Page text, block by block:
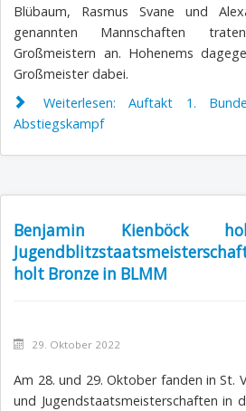
Blübaum, Rasmus Svane und
genannten Mannschaften
Großmeistern an. Hohenems
Großmeister dabei.
Weiterlesen: Auftakt 1.
Abstiegskampf
Benjamin Kienböck
holt Bronze in BLMM
29. Oktober 2022
Am 28. und 29. Oktober fanden in St.
und Jugendstaatsmeisterschaften in